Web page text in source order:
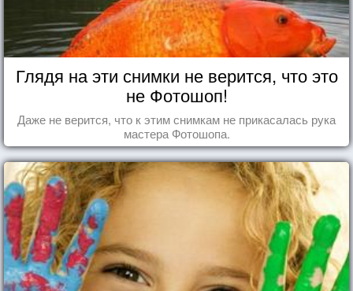
Глядя на эти снимки не верится, что это
не Фотошоп!
Даже не верится, что к этим снимкам не прикасалась рука
мастера Фотошопа.